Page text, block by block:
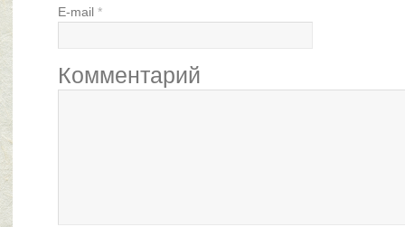
E-mail *
Комментарий